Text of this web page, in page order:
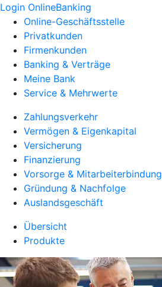
Login OnlineBanking
Online-Geschäftsstelle
Privatkunden
Firmenkunden
Banking & Verträge
Meine Bank
Service & Mehrwerte
Zahlungsverkehr
Vermögen & Eigenkapital
Versicherung
Finanzierung
Vorsorge & Mitarbeiterbindung
Gründung & Nachfolge
Auslandsgeschäft
Übersicht
Produkte